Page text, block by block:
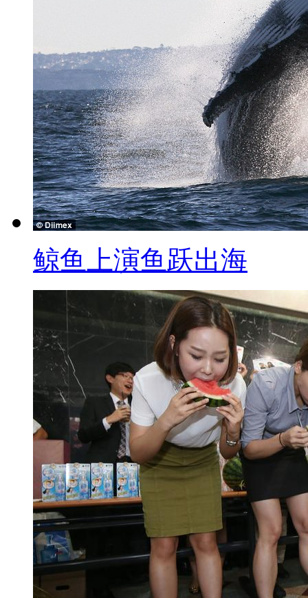
消保官 王德明\清洁的药剂\
消保官 王德明\它这个东西会
消保官 王德明\其次才是皮肤
消保官 王德明\这部分都会造
甲醛塑化剂超标 凉席近4成
解说：
业者在制作过程中， 加入过
不当，都会造成甲醛残留。消
名“高级凉席”， 但甲醛超标竟
竹席椅垫，消保官分析，业者
剂。 问题产品已经被要求下架
不等。
解说：购买前记得先看清产
果有刺鼻味， 就千万不要带回
之后， 尽量先用大量清水冲洗
结尾
今天新闻的关键词是“宽容”
用过期肉继续发酵。27日，福
鲸鱼上演鱼跃出海